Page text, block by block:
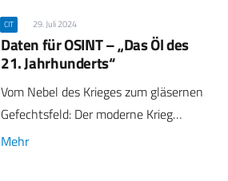
CIT 29. Juli 2024
Daten für OSINT – „Das Öl des
21. Jahrhunderts“
Vom Nebel des Krieges zum gläsernen
Gefechtsfeld: Der moderne Krieg…
Mehr